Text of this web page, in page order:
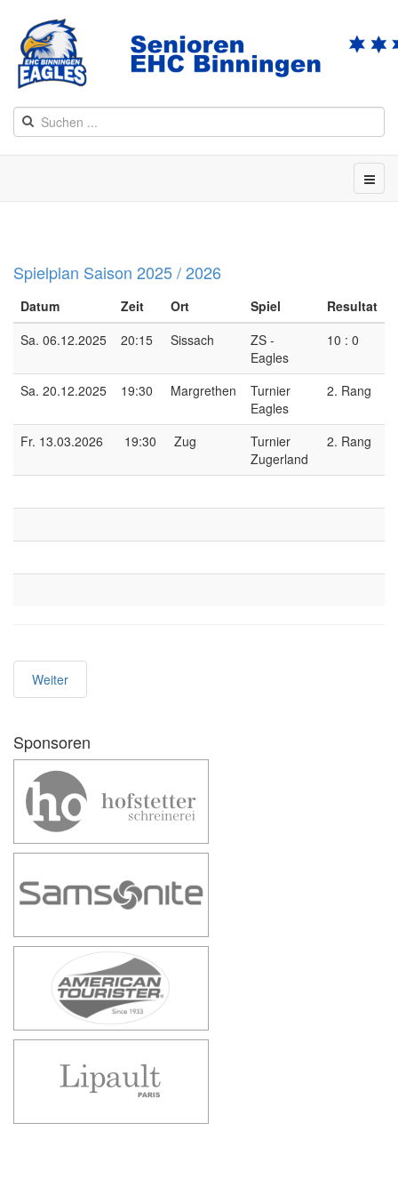
Spielplan Saison 2025 / 2026
Datum Zeit Ort Spiel
Resultat
Sa. 06.12.2025
20:15 Sissach
ZS -
Eagles
10 : 0
Sa. 20.12.2025 19:30 Margrethen
Turnier
Eagles
2. Rang
Fr. 13.03.2026 19:30 Zug
Turnier
Zugerland
2. Rang
Weiter
Sponsoren